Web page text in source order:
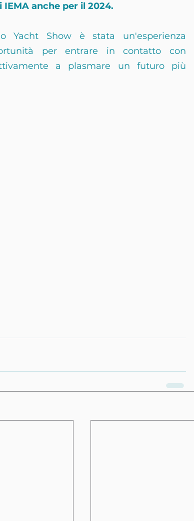
anche per il 2024.
Yacht Show è stata un'esperienza
per entrare in contatto con
a plasmare un futuro più